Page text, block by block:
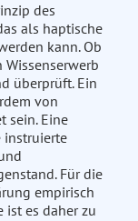
des
als haptische
kann. Ob
überprüft. Ein
von
sein. Eine
instruierte
Für die
empirisch
ist es daher zu